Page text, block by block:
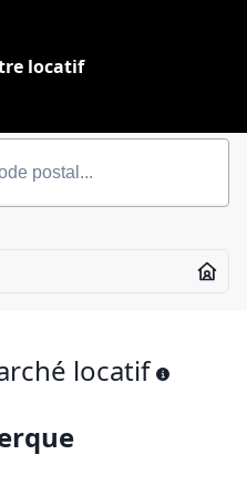
locatif
locatif